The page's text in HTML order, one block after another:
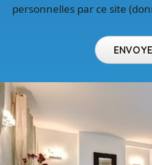
personnelles par ce site